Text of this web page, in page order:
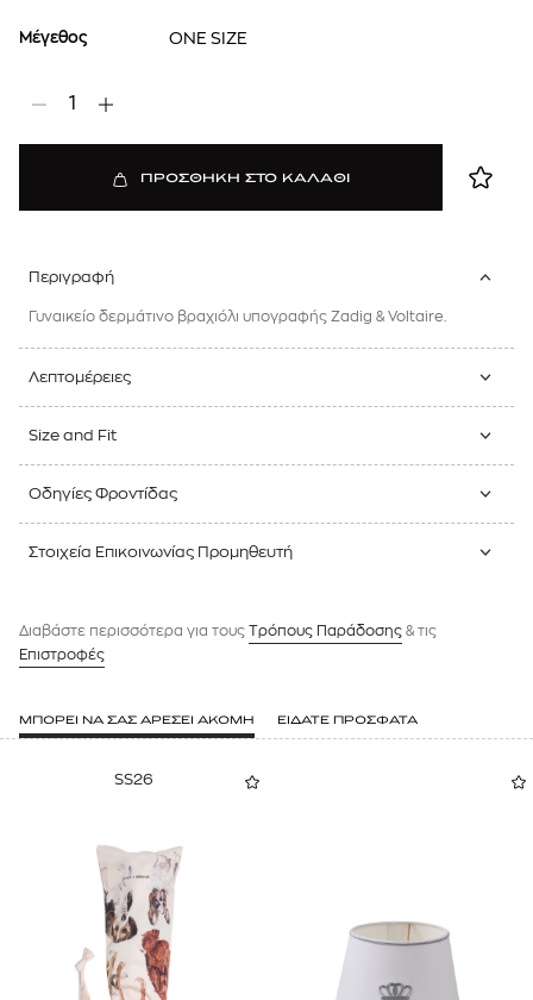
Μέγεθος ONE SIZE
1
ΠΡΟΣΘΗΚΗ ΣΤΟ ΚΑΛΑΘΙ
Περιγραφή
Γυναικείο δερμάτινο βραχιόλι υπογραφής Zadig & Voltaire.
Λεπτομέρειες
Size and Fit
Οδηγίες Φροντίδας
Στοιχεία Επικοινωνίας Προμηθευτή
Διαβάστε περισσότερα για τους Tρόπους Παράδοσης & τις
Επιστροφές
ΜΠΟΡΕΙ ΝΑ ΣΑΣ ΑΡΕΣΕΙ ΑΚΟΜΗ ΕΙΔΑΤΕ ΠΡΟΣΦΑΤΑ
SS26